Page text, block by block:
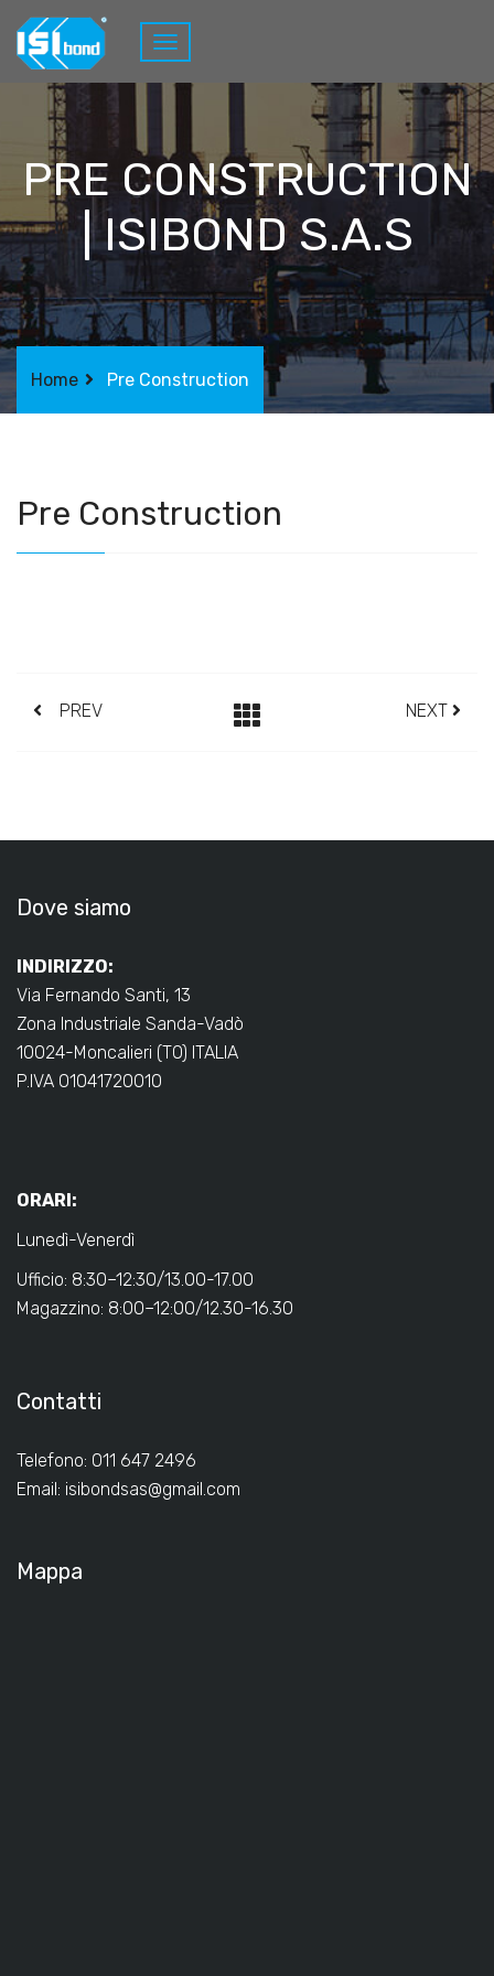
PRE CONSTRUCTION
| ISIBOND S.A.S
Home Pre Construction
Pre Construction
PREV NEXT
Dove siamo
INDIRIZZO:
Via Fernando Santi, 13
Zona Industriale Sanda-Vadò
10024-Moncalieri (TO) ITALIA
P.IVA 01041720010
ORARI:
Lunedì-Venerdì
Ufficio: 8:30–12:30/13.00-17.00
Magazzino: 8:00–12:00/12.30-16.30
Contatti
Telefono: 011 647 2496
Email: isibondsas@gmail.com
Mappa